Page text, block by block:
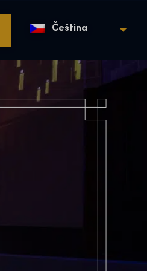
Čeština